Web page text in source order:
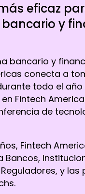
eficaz
y
bancario y
conecta a
todo el año
Fintech
de
Fintech
Bancos,
y las